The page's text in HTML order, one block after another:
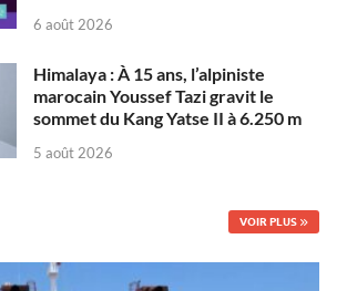
6 août 2026
Himalaya : À 15 ans, l’alpiniste
marocain Youssef Tazi gravit le
sommet du Kang Yatse II à 6.250 m
5 août 2026
VOIR PLUS